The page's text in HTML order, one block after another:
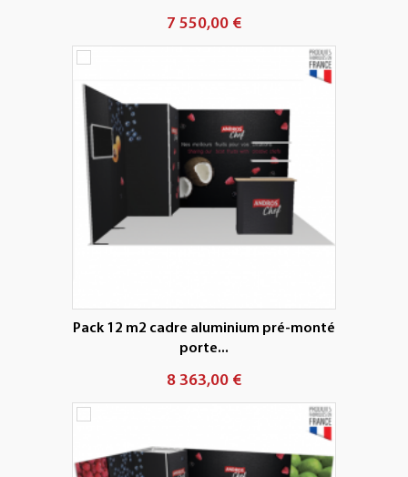
7 550,00 €
Pack 12 m2 cadre aluminium pré-monté
porte...
8 363,00 €